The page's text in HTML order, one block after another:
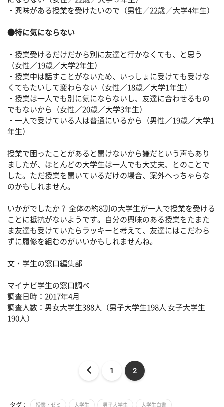
・興味がある授業を受けたいので（男性／22歳／大学4年生）
●特に気にならない
・授業受けるだけだから別に友達と行かなくても、と思う
（女性／19歳／大学2年生）
・授業中は話すことがないため、いっしょに受けても受けな
くてもたいして変わらない（女性／18歳／大学1年生）
・授業は一人でも別に気にならないし、友達に合わせるもの
でもないから（女性／20歳／大学3年生）
・一人で受けている人は普通にいるから（男性／19歳／大学1
年生）
授業で困ったことがあると聞けないから嫌だという声もあり
ましたが、ほとんどの大学生は一人でも大丈夫、とのことで
した。ただ授業を聞いているだけの場合、案外へっちゃらな
のかもしれません。
いかがでしたか？ 全体の約8割の大学生が一人で授業を受ける
ことに抵抗がないようです。自分の興味のある授業をたまた
ま友達も受けていたらラッキーと考えて、友達にはこだわら
ずに履修を組むのがいいかもしれませんね。
文・学生の窓口編集部
マイナビ学生の窓口調べ
調査日時：2017年4月
調査人数：男女大学生388人（男子大学生198人 女子大学生
190人）
1 2
タグ： 授業・ゼミ 大学生 男子大学生 大学生白書